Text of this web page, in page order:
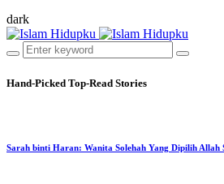
dark
Hand-Picked Top-Read Stories
Sarah binti Haran: Wanita Solehah Yang Dipilih Allah